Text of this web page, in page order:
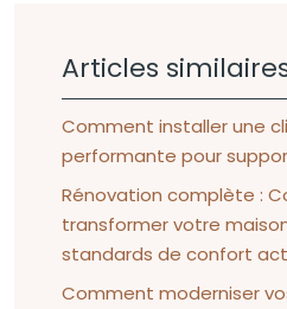
Articles
Comment installer une
performante pour
Rénovation complète :
transformer votre
standards de confort
Comment moderniser